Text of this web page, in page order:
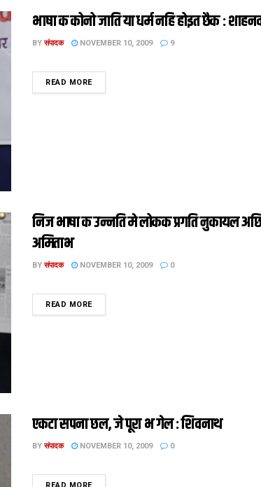
भाषा क कोनो जाति या धर्म नहि होइत छैक :
BY संपादक NOVEMBER 10, 2009 9
READ MOREDETAILS
निज भाषा क उन्नति मे लोकक प्रगति नुकायल
अमिताभ
BY संपादक NOVEMBER 10, 2009 0
READ MOREDETAILS
एकटा सपना छल, जे पूरा भ गेल : शिवनाथ
BY संपादक NOVEMBER 10, 2009 0
READ MOREDETAILS